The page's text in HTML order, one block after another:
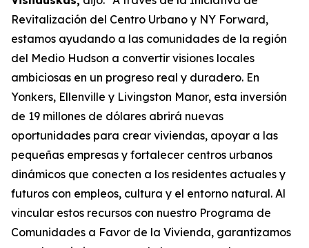
Revitalización del Centro Urbano y NY Forward,
estamos ayudando a las comunidades de la región
del Medio Hudson a convertir visiones locales
ambiciosas en un progreso real y duradero. En
Yonkers, Ellenville y Livingston Manor, esta inversión
de 19 millones de dólares abrirá nuevas
oportunidades para crear viviendas, apoyar a las
pequeñas empresas y fortalecer centros urbanos
dinámicos que conecten a los residentes actuales y
futuros con empleos, cultura y el entorno natural. Al
vincular estos recursos con nuestro Programa de
Comunidades a Favor de la Vivienda, garantizamos